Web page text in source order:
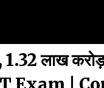
लाख